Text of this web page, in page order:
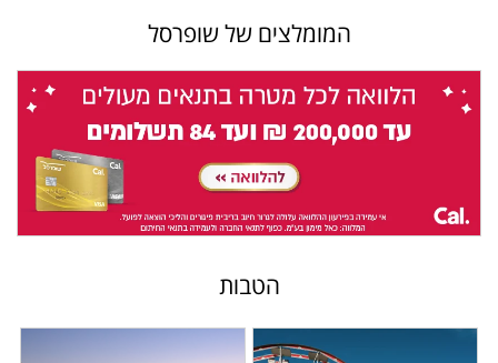
המומלצים של שופרסל
הטבות